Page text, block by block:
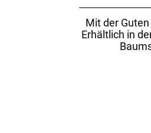
Mit der
Erhältlich in